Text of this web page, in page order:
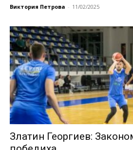
Виктория Петрова - 11/02/2025
Златин Георгиев: